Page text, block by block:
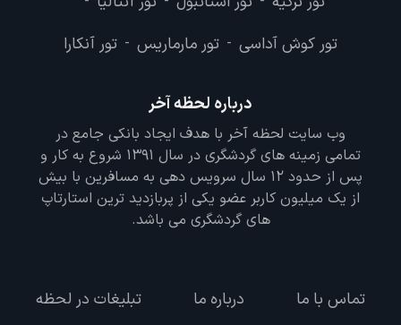
تور کوش آداسی - تور مارماریس - تور آنکارا
درباره لحظه آخر
وب سایت لحظه آخر با هدف ایجاد بانکی جامع در
تمامی زمینه های گردشگری در سال 1391 شروع به کار و
پس از حدود 12 سال سرویس دهی به مسافرین با بیش
از یک میلیون کاربر عضو یکی از پربازدید ترین استارتاپ
های گردشگری می باشد.
تماس با ما درباره ما تبلیغات در لحظه